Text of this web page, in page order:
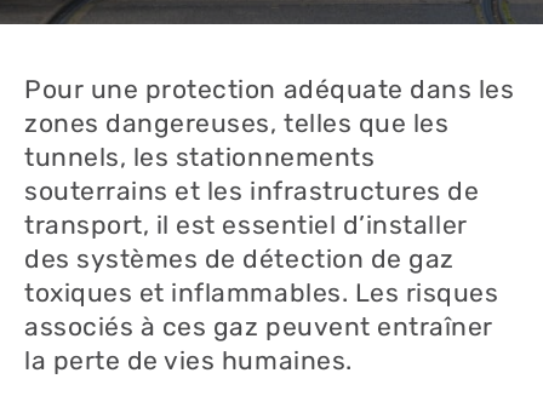
Pour une protection adéquate dans les
zones dangereuses, telles que les
tunnels, les stationnements
souterrains et les infrastructures de
transport, il est essentiel d’installer
des systèmes de détection de gaz
toxiques et inflammables. Les risques
associés à ces gaz peuvent entraîner
la perte de vies humaines.